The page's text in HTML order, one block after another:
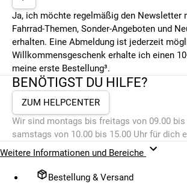
Ja, ich möchte regelmäßig den Newsletter
Fahrrad-Themen, Sonder-Angeboten und
erhalten. Eine Abmeldung ist jederzeit
Willkommensgeschenk erhalte ich einen
meine erste Bestellung³.
BENÖTIGST DU HILFE?
ZUM HELPCENTER
Wir sind montags bis freitags von 09.00 bis
samstags von 10.00 bis 15.00 Uhr für dich
Weitere Informationen und Bereiche
Bestellung & Versand